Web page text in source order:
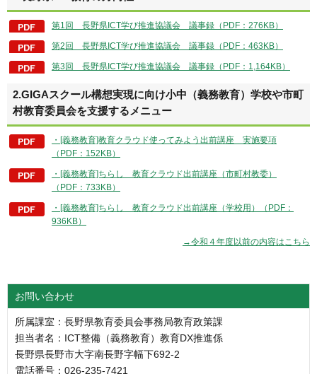
第1回 長野県ICT学び推進協議会 議事録（PDF：276KB）
第2回 長野県ICT学び推進協議会 議事録（PDF：463KB）
第3回 長野県ICT学び推進協議会 議事録（PDF：1,164KB）
2.GIGAスクール構想実現に向け小中（義務教育）学校や市町
村教育委員会を支援するメニュー
・[義務教育]教育クラウド使ってみよう出前講座 実施要項
（PDF：152KB）
・[義務教育]ちらし 教育クラウド出前講座（市町村教委）
（PDF：733KB）
・[義務教育]ちらし 教育クラウド出前講座（学校用）（PDF：
936KB）
→令和４年度以前の内容はこちら
お問い合わせ
所属課室：長野県教育委員会事務局教育政策課
担当者名：ICT整備（義務教育）教育DX推進係
長野県長野市大字南長野字幅下692-2
電話番号：026-235-7421